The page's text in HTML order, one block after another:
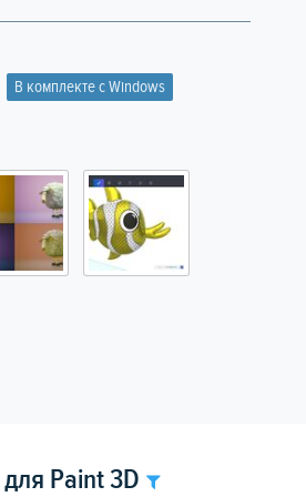
В комплекте с Windows
Paint 3D